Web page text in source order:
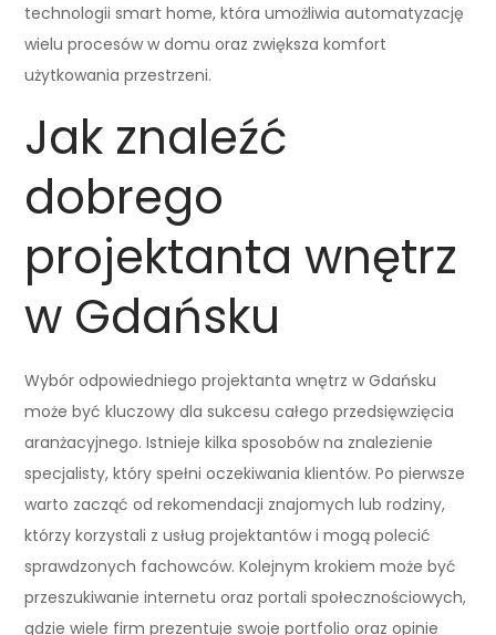
technologii smart home, która umożliwia automatyzację
wielu procesów w domu oraz zwiększa komfort
użytkowania przestrzeni.
Jak znaleźć
dobrego
projektanta wnętrz
w Gdańsku
Wybór odpowiedniego projektanta wnętrz w Gdańsku
może być kluczowy dla sukcesu całego przedsięwzięcia
aranżacyjnego. Istnieje kilka sposobów na znalezienie
specjalisty, który spełni oczekiwania klientów. Po pierwsze
warto zacząć od rekomendacji znajomych lub rodziny,
którzy korzystali z usług projektantów i mogą polecić
sprawdzonych fachowców. Kolejnym krokiem może być
przeszukiwanie internetu oraz portali społecznościowych,
gdzie wiele firm prezentuje swoje portfolio oraz opinie